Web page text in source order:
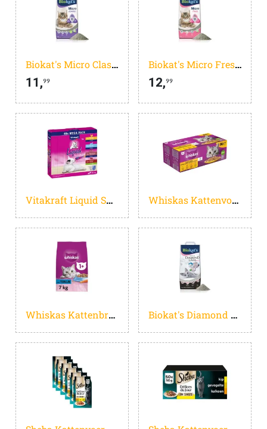
Biokat's Micro Classic - 14 L - Kattenbakvulling - Klontvormend - Zonder geur
11,99
Biokat's Micro Fresh - 14 L - Kattenbakvulling - Klontvormende - Zomergeur
12,99
Vitakraft Liquid Snack Big Pack a 48st Whiskas Kattenvoer - Adult 1+ - Gevogelte in gelei - Giga-Pack 80x85g
Whiskas Kattenbrokken - Adult 1+ - Tonijn - zak 7kg Biokat's Diamond Care Fresh - 10 L - Kattenbakvulling - Klontvormend - Babypoeder geur - Actieve kool